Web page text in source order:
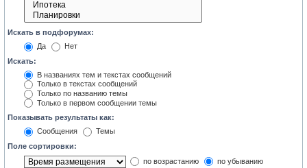
Искать в подфорумах:
Да
Нет
Искать:
В названиях тем и текстах сообщений
Только в текстах сообщений
Только по названию темы
Только в первом сообщении темы
Показывать результаты как:
Сообщения
Темы
Поле сортировки:
по возрастанию
по убыванию